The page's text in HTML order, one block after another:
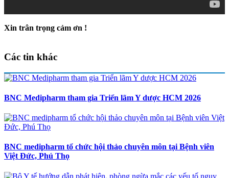
Xin trân trọng cảm ơn !
Các tin khác
BNC Medipharm tham gia Triển lãm Y dược HCM 2026
BNC medipharm tổ chức hội thảo chuyên môn tại Bệnh viên
Việt Đức, Phú Thọ